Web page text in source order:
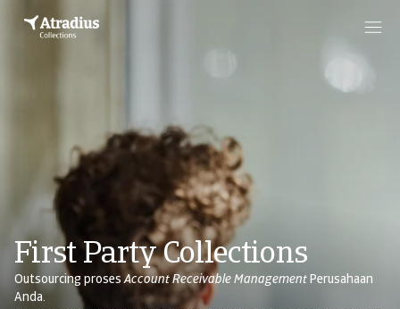
First Party Collections
Outsourcing prosesAccount Receivable Management Perusahaan
Anda.